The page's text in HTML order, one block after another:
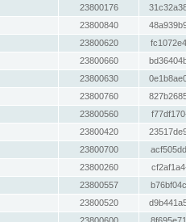
23800176
23800840
23800620
23800660
23800630
23800760
23800560
23800420
23800700
23800260
23800557
23800520